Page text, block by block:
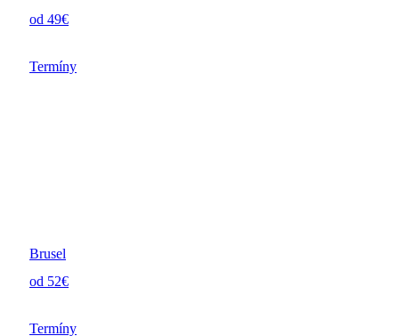
od 49€
Termíny
Brusel
od 52€
Termíny